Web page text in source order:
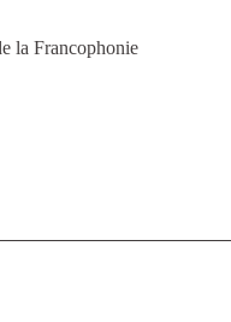
la Francophonie